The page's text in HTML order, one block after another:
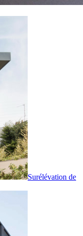
Surélévation de